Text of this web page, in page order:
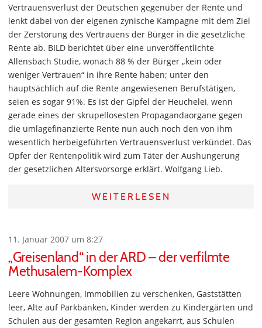
Vertrauensverlust der Deutschen gegenüber der Rente und
lenkt dabei von der eigenen zynische Kampagne mit dem Ziel
der Zerstörung des Vertrauens der Bürger in die gesetzliche
Rente ab. BILD berichtet über eine unveröffentlichte
Allensbach Studie, wonach 88 % der Bürger „kein oder
weniger Vertrauen“ in ihre Rente haben; unter den
hauptsächlich auf die Rente angewiesenen Berufstätigen,
seien es sogar 91%. Es ist der Gipfel der Heuchelei, wenn
gerade eines der skrupellosesten Propagandaorgane gegen
die umlagefinanzierte Rente nun auch noch den von ihm
wesentlich herbeigeführten Vertrauensverlust verkündet. Das
Opfer der Rentenpolitik wird zum Täter der Aushungerung
der gesetzlichen Altersvorsorge erklärt. Wolfgang Lieb.
WEITERLESEN
11. Januar 2007 um 8:27
„Greisenland“ in der ARD – der verfilmte
Methusalem-Komplex
Leere Wohnungen, Immobilien zu verschenken, Gaststätten
leer, Alte auf Parkbänken, Kinder werden zu Kindergärten und
Schulen aus der gesamten Region angekarrt, aus Schulen